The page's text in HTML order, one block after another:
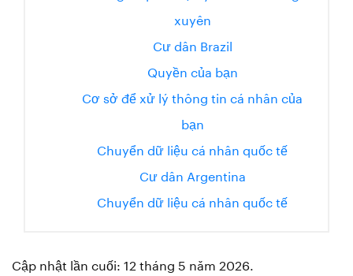
xuyên
Cư dân Brazil
Quyền của bạn
Cơ sở để xử lý thông tin cá nhân của
bạn
Chuyển dữ liệu cá nhân quốc tế
Cư dân Argentina
Chuyển dữ liệu cá nhân quốc tế
Cập nhật lần cuối: 12 tháng 5 năm 2026.